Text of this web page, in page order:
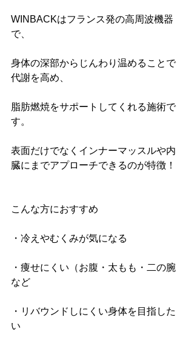
WINBACKはフランス発の高周波機器
で、
身体の深部からじんわり温めることで
代謝を高め、
脂肪燃焼をサポートしてくれる施術で
す。
表面だけでなくインナーマッスルや内
臓にまでアプローチできるのが特徴！
こんな方におすすめ
・冷えやむくみが気になる
・痩せにくい（お腹・太もも・二の腕
など
・リバウンドしにくい身体を目指した
い